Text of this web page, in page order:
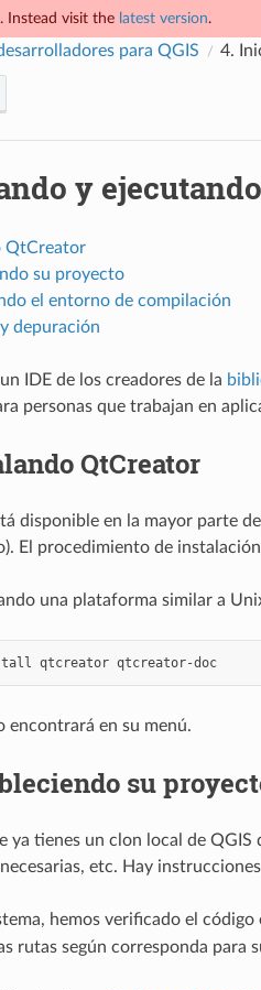
Instead visit the latest version.
para QGIS 4.
y
QtCreator
su proyecto
el entorno de compilación
depuración
IDE de los creadores de la
personas que trabajan en
QtCreator
disponible en la mayor parte
El procedimiento de
una plataforma similar a
qtcreator qtcreator-doc
encontrará en su menú.
su
ya tienes un clon local de
etc. Hay
hemos verificado el código
rutas según corresponda para